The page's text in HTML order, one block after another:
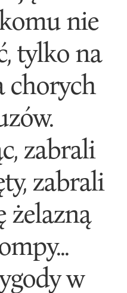
nie
tylko na
chorych
zabrali
zabrali
żelazną
w